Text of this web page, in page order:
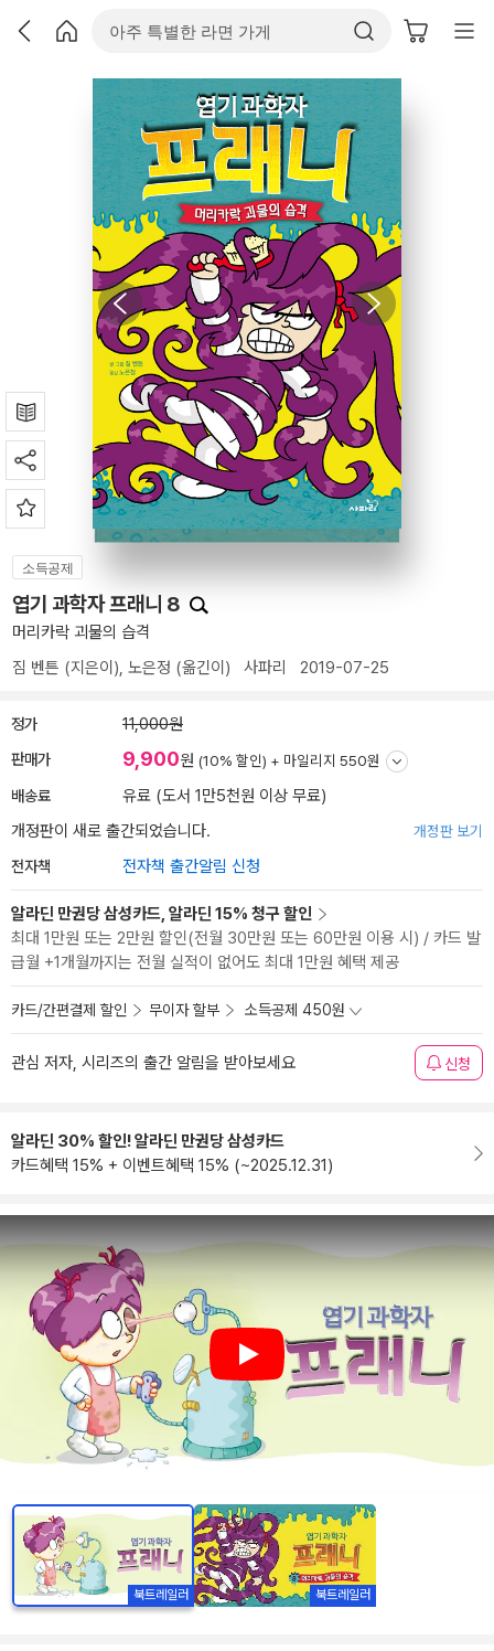
소득공제
엽기 과학자 프래니 8
머리카락 괴물의 습격
짐 벤튼 (지은이), 노은정 (옮긴이) 사파리 2019-07-25
정가 11,000원
판매가 9,900원 (10% 할인) + 마일리지 550원
배송료
유료 (도서 1만5천원 이상 무료)
개정판이 새로 출간되었습니다.
개정판 보기
전자책 전자책 출간알림 신청
알라딘 만권당 삼성카드, 알라딘 15% 청구 할인
최대 1만원 또는 2만원 할인(전월 30만원 또는 60만원 이용 시) / 카드 발
급월 +1개월까지는 전월 실적이 없어도 최대 1만원 혜택 제공
카드/간편결제 할인 무이자 할부 소득공제 450원
관심 저자, 시리즈의 출간 알림을 받아보세요 신청
알라딘 30% 할인! 알라딘 만권당 삼성카드
카드혜택 15% + 이벤트혜택 15% (~2025.12.31)
Play
북트레일러 북트레일러